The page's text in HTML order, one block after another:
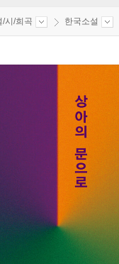
/시/희곡 한국소설